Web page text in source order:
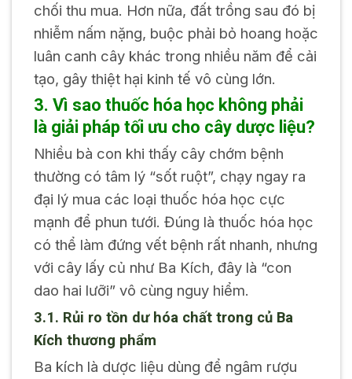
chối thu mua. Hơn nữa, đất trồng sau đó bị
nhiễm nấm nặng, buộc phải bỏ hoang hoặc
luân canh cây khác trong nhiều năm để cải
tạo, gây thiệt hại kinh tế vô cùng lớn.
3. Vì sao thuốc hóa học không phải
là giải pháp tối ưu cho cây dược liệu?
Nhiều bà con khi thấy cây chớm bệnh
thường có tâm lý “sốt ruột”, chạy ngay ra
đại lý mua các loại thuốc hóa học cực
mạnh để phun tưới. Đúng là thuốc hóa học
có thể làm đứng vết bệnh rất nhanh, nhưng
với cây lấy củ như Ba Kích, đây là “con
dao hai lưỡi” vô cùng nguy hiểm.
3.1. Rủi ro tồn dư hóa chất trong củ Ba
Kích thương phẩm
Ba kích là dược liệu dùng để ngâm rượu